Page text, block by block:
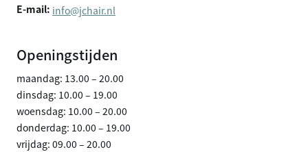
E-mail: info@jchair.nl
Openingstijden
maandag: 13.00 – 20.00
dinsdag: 10.00 – 19.00
woensdag: 10.00 – 20.00
donderdag: 10.00 – 19.00
vrijdag: 09.00 – 20.00